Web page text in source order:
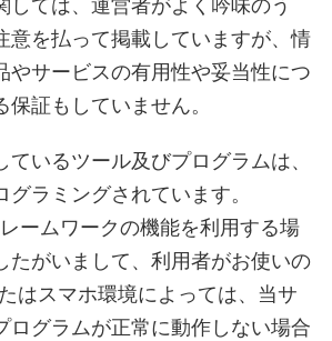
しては、運営者がよく吟味のう
意を払って掲載していますが、情
やサービスの有用性や妥当性につ
証もしていません。
ているツール及びプログラムは、
ラミングされています。
ームワークの機能を利用する場
たがいまして、利用者がお使いの
はスマホ環境によっては、当サ
ログラムが正常に動作しない場合